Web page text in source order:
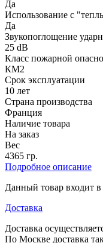
Да
Использование с
Да
Звукопоглощение
25 dB
Класс пожарной
КМ2
Срок эксплуатации
10 лет
Страна производства
Франция
Наличие товара
На заказ
Вес
4365 гр.
Подробное описание
Данный товар входит
Доставка
Доставка
По Москве доставка